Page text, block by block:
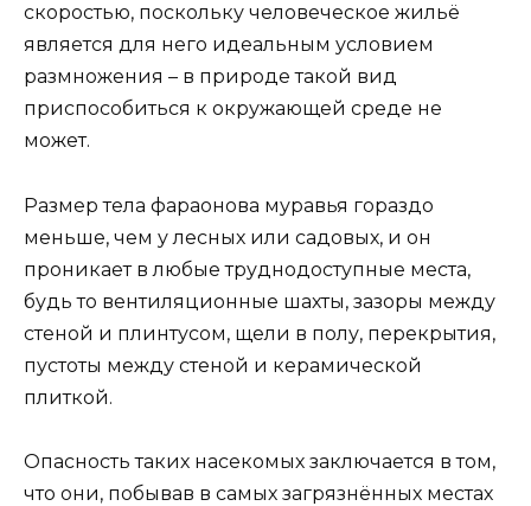
скоростью, поскольку человеческое жильё
является для него идеальным условием
размножения – в природе такой вид
приспособиться к окружающей среде не
может.
Размер тела фараонова муравья гораздо
меньше, чем у лесных или садовых, и он
проникает в любые труднодоступные места,
будь то вентиляционные шахты, зазоры между
стеной и плинтусом, щели в полу, перекрытия,
пустоты между стеной и керамической
плиткой.
Опасность таких насекомых заключается в том,
что они, побывав в самых загрязнённых местах